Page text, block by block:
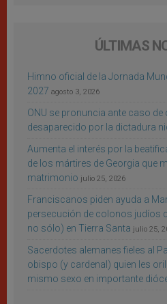
ÚLTIMAS
Himno oficial de la Jornada
2027 agosto 3, 2026
ONU se pronuncia ante caso
desaparecido por la dictadura
Aumenta el interés por la
de los mártires de Georgia que
matrimonio julio 25, 2026
Franciscanos piden ayuda a
persecución de colonos judíos
no sólo) en Tierra Santa julio 25,
Sacerdotes alemanes fieles al
obispo (y cardenal) quien les
mismo sexo en importante